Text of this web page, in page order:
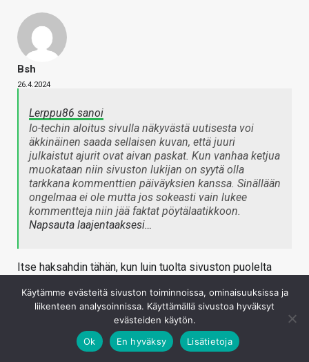
Bsh
26.4.2024
Lerppu86 sanoi
Io-techin aloitus sivulla näkyvästä uutisesta voi
äkkinäinen saada sellaisen kuvan, että juuri
julkaistut ajurit ovat aivan paskat. Kun vanhaa ketjua
muokataan niin sivuston lukijan on syytä olla
tarkkana kommenttien päiväyksien kanssa. Sinällään
ongelmaa ei ole mutta jos sokeasti vain lukee
kommentteja niin jää faktat pöytälaatikkoon.
Napsauta laajentaaksesi…
Itse haksahdin tähän, kun luin tuolta sivuston puolelta
huomion, että uuteen ajuriin on tullut melkoinen kasa
kommentteja. Aika kauan ihmettelin, että onpa uudessa
ajurissa paljon ongelmia. Sitten tätä postausta
edellisestä "uutta ajuria pukkaa" -viestistä tajusin alkaa
Käytämme evästeitä sivuston toiminnoissa, ominaisuuksissa ja
liikenteen analysoinnissa. Käyttämällä sivustoa hyväksyt
evästeiden käytön.
Ok
En hyväksy Lisätietoja